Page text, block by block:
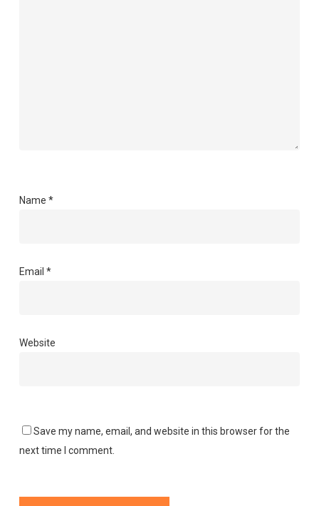
Name *
Email *
Website
Save my name, email, and website in this browser for the
next time I comment.